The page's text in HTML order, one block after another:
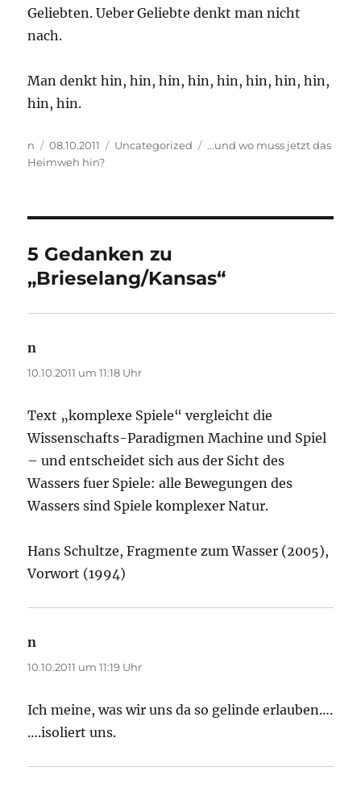
Geliebten. Ueber Geliebte denkt man nicht
nach.
Man denkt hin, hin, hin, hin, hin, hin, hin, hin,
hin, hin.
Autor
n
Veröffentlicht
am
08.10.2011 Kategorien
Uncategorized Schlagwörter
...und wo muss jetzt das
Heimweh hin?
5 Gedanken zu
„Brieselang/Kansas“
n
10.10.2011 um 11:18 Uhr
Text „komplexe Spiele“ vergleicht die
Wissenschafts-Paradigmen Machine und Spiel
– und entscheidet sich aus der Sicht des
Wassers fuer Spiele: alle Bewegungen des
Wassers sind Spiele komplexer Natur.
Hans Schultze, Fragmente zum Wasser (2005),
Vorwort (1994)
n
10.10.2011 um 11:19 Uhr
Ich meine, was wir uns da so gelinde erlauben….
….isoliert uns.